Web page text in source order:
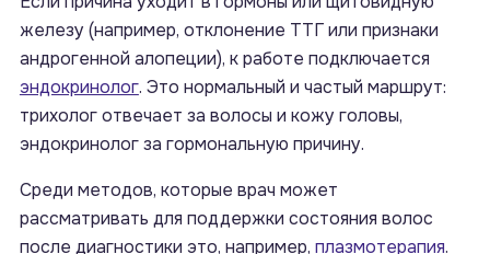
железу (например, отклонение ТТГ или признаки
андрогенной алопеции), к работе подключается
эндокринолог. Это нормальный и частый маршрут:
трихолог отвечает за волосы и кожу головы,
эндокринолог за гормональную причину.
Среди методов, которые врач может
рассматривать для поддержки состояния волос
после диагностики это, например, плазмотерапия.